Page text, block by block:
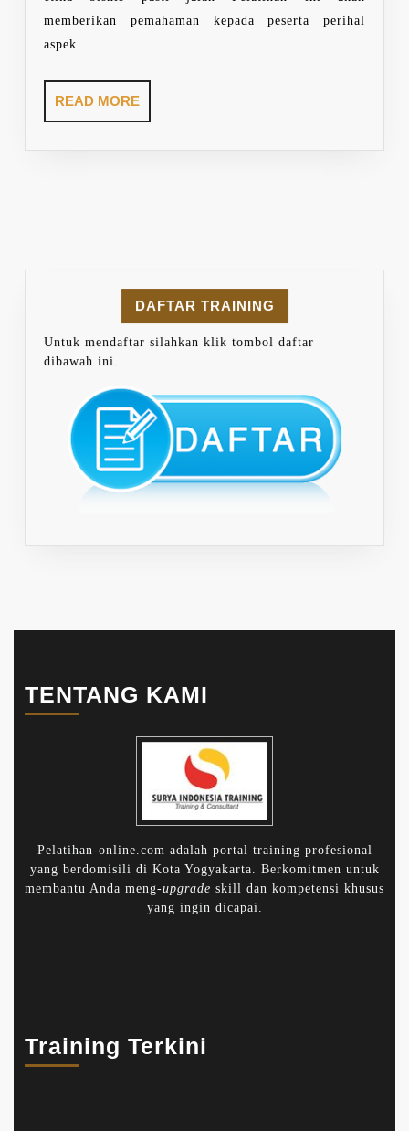
memberikan pemahaman kepada peserta perihal
aspek
READ MOREREAD
MORE
DAFTAR TRAINING
Untuk mendaftar silahkan klik tombol daftar
dibawah ini.
TENTANG KAMI
Pelatihan-online.com adalah portal training profesional
yang berdomisili di Kota Yogyakarta. Berkomitmen untuk
membantu Anda meng-upgrade skill dan kompetensi khusus
yang ingin dicapai.
Training Terkini